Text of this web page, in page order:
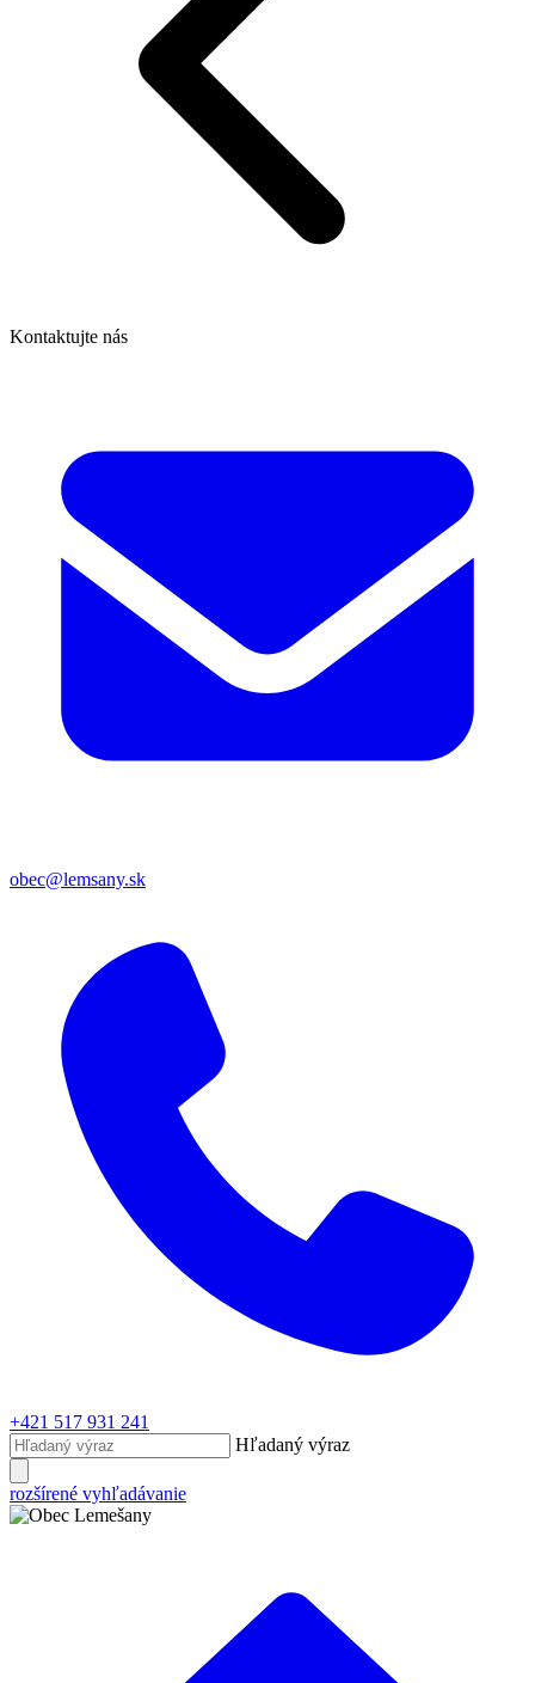
Kontaktujte nás
obec@lemsany.sk
+421 517 931 241
Hľadaný výraz
rozšírené vyhľadávanie